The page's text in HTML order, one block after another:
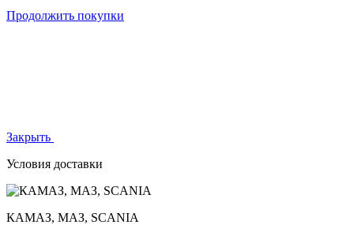
Продолжить покупки
Закрыть
Условия доставки
КАМАЗ, МАЗ, SCANIA